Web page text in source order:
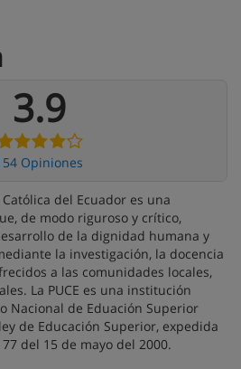
3.9
Opiniones
del Ecuador es una
de modo riguroso y crítico,
de la dignidad humana y
la investigación, la docencia
a las comunidades locales,
La PUCE es una institución
Nacional de Eduación Superior
de Educación Superior, expedida
del 15 de mayo del 2000.